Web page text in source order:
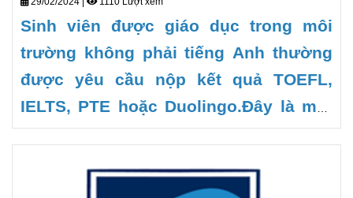
Sinh viên được giáo dục trong môi
trường không phải tiếng Anh thường
được yêu cầu nộp kết quả TOEFL,
IELTS, PTE hoặc Duolingo.Đây là một
trong một số thành phần học thuật
giá tuyển sinh của các trường CĐ-ĐH